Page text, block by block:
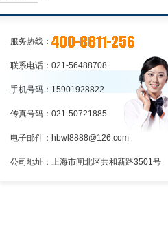
式上海到新疆喀什中铁快运物流公司，
24小时服务热线400-8...
服务热线：
联系电话：021-56488708
手机号码：15901928822
传真号码：021-50721885
电子邮件：hbwl8888@126.com
公司地址：上海市闸北区共和新路3501号